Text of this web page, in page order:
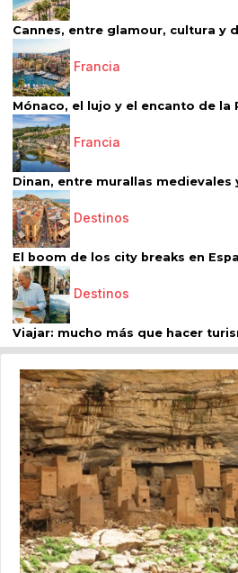
Cannes, entre glamour, cultura y
Francia
Mónaco, el lujo y el encanto de la
Francia
Dinan, entre murallas medievales
Destinos
El boom de los city breaks en
Destinos
Viajar: mucho más que hacer